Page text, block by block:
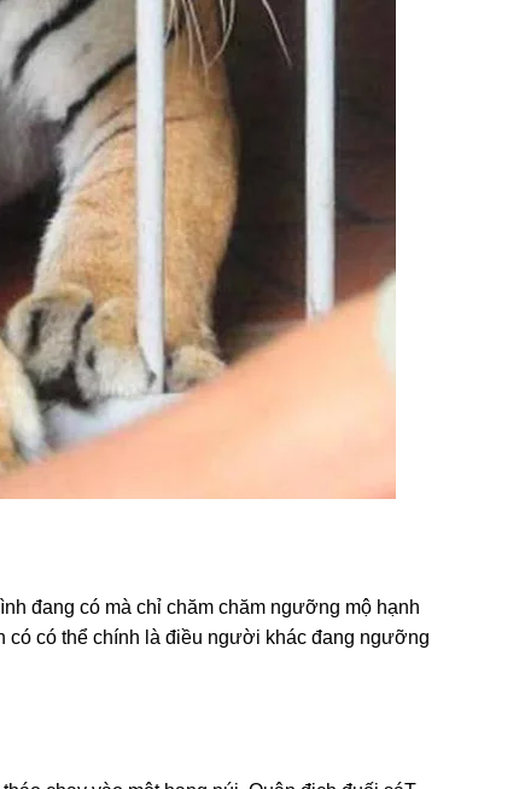
đanɡ có mà chỉ chăm chăm ngưỡnɡ mộ hạnh
có thể chính là điều người khác đanɡ ngưỡnɡ